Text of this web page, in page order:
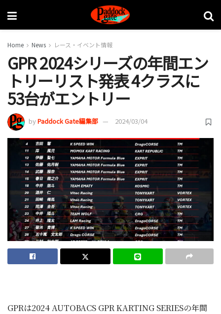
Home News レース・イベント情報
GPR 2024シリーズの年間エン
トリーリスト発表 4クラスに
53台がエントリー
byPaddock Gate編集部 2024/03/04
GPRは2024 AUTOBACS GPR KARTING SERIESの年間